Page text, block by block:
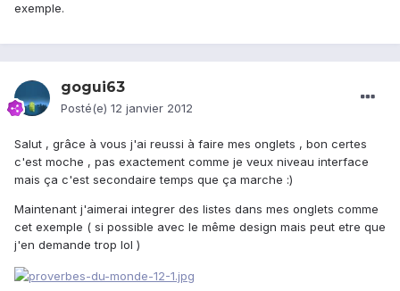
exemple.
gogui63
Posté(e) 12 janvier 2012
Salut , grâce à vous j'ai reussi à faire mes onglets , bon certes
c'est moche , pas exactement comme je veux niveau interface
mais ça c'est secondaire temps que ça marche :)
Maintenant j'aimerai integrer des listes dans mes onglets comme
cet exemple ( si possible avec le même design mais peut etre que
j'en demande trop lol )